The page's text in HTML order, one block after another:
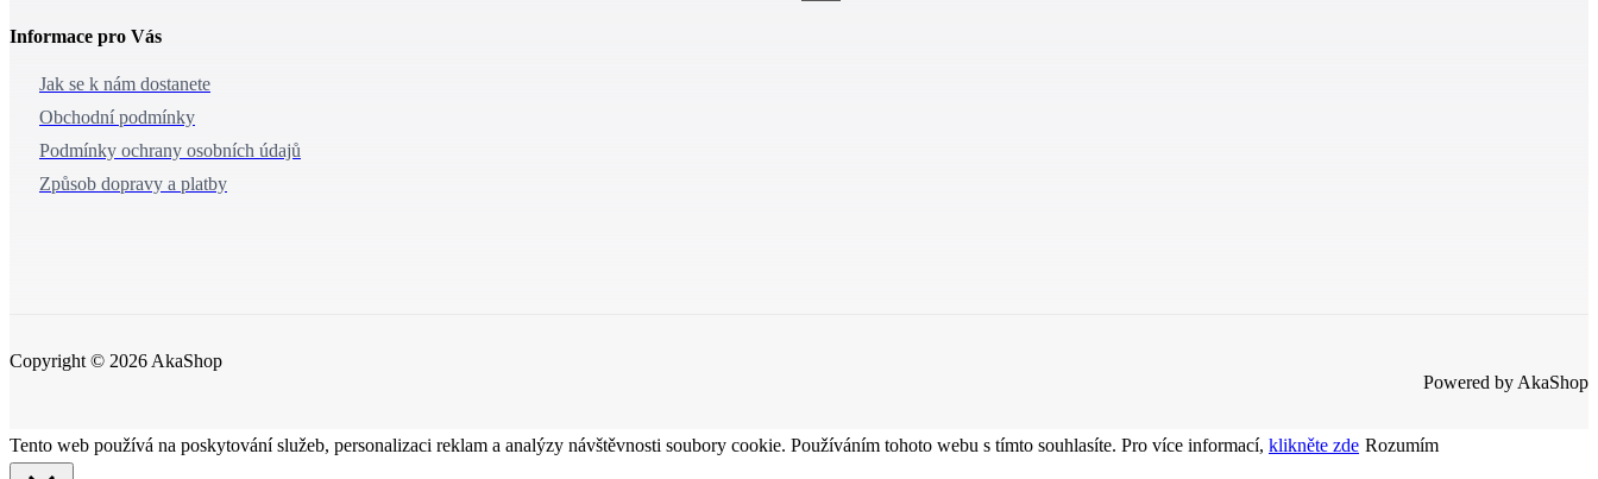
Informace pro Vás
Jak se k nám dostanete
Obchodní podmínky
Podmínky ochrany osobních údajů
Způsob dopravy a platby
Copyright © 2026 AkaShop
Powered by AkaShop
Tento web používá na poskytování služeb, personalizaci reklam a analýzy návštěvnosti soubory cookie. Používáním tohoto webu s tímto souhlasíte. Pro více informací, klikněte zde Rozumím